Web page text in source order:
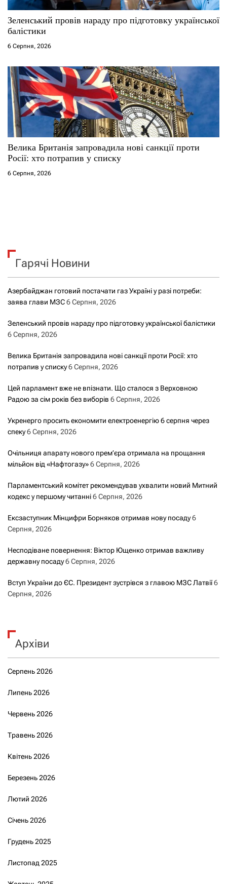
Зеленський провів нараду про підготовку української
балістики
6 Серпня, 2026
Велика Британія запровадила нові санкції проти
Росії: хто потрапив у списку
6 Серпня, 2026
Гарячі Новини
Азербайджан готовий постачати газ Україні у разі потреби:
заява глави МЗС6 Серпня, 2026
Зеленський провів нараду про підготовку української балістики
6 Серпня, 2026
Велика Британія запровадила нові санкції проти Росії: хто
потрапив у списку6 Серпня, 2026
Цей парламент вже не впізнати. Що сталося з Верховною
Радою за сім років без виборів 6 Серпня, 2026
Укренерго просить економити електроенергію 6 серпня через
спеку6 Серпня, 2026
Очільниця апарату нового прем’єра отримала на прощання
мільйон від «Нафтогазу»6 Серпня, 2026
Парламентський комітет рекомендував ухвалити новий Митний
кодекс у першому читанні6 Серпня, 2026
Ексзаступник Мінцифри Борняков отримав нову посаду6
Серпня, 2026
Несподіване повернення: Віктор Ющенко отримав важливу
державну посаду6 Серпня, 2026
Вступ України до ЄС. Президент зустрівся з главою МЗС Латвії6
Серпня, 2026
Архіви
Серпень 2026
Липень 2026
Червень 2026
Травень 2026
Квітень 2026
Березень 2026
Лютий 2026
Січень 2026
Грудень 2025
Листопад 2025